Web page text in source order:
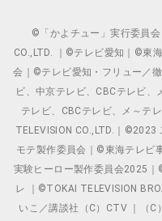
©「かよチュー」実行委員
CO.,LTD. ｜©テレビ愛知｜©東
会｜©テレビ愛知・フリュー／
ビ、中京テレビ、CBCテレビ
テレビ、CBCテレビ、メ～テ
TELEVISION CO.,LTD.｜
モテ製作委員会｜©東海テレビ
実験ヒーロー製作委員会2025
レ ｜©TOKAI TELEVISION
いこ／講談社（C）CTV ｜（